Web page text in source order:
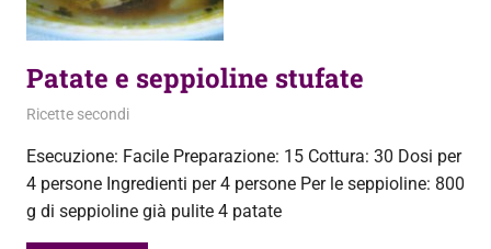
Patate e seppioline stufate
26 Settembre 2013
admin
Ricette secondi
Esecuzione: Facile Preparazione: 15 Cottura: 30 Dosi per
4 persone Ingredienti per 4 persone Per le seppioline: 800
g di seppioline già pulite 4 patate